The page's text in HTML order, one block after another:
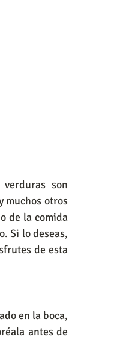
son
muchos otros
de la comida
Si lo deseas,
de esta
en la boca,
antes de